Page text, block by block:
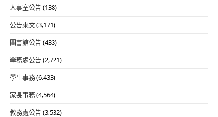
人事室公告(138)
公告來文(3,171)
圖書館公告(433)
學務處公告(2,721)
學生事務(6,433)
家長事務(4,564)
教務處公告(3,532)